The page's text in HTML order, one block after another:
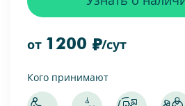
от 1200 /сут
Кого принимают